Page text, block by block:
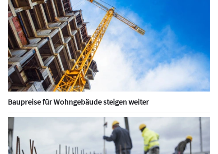
Baupreise für Wohngebäude steigen weiter